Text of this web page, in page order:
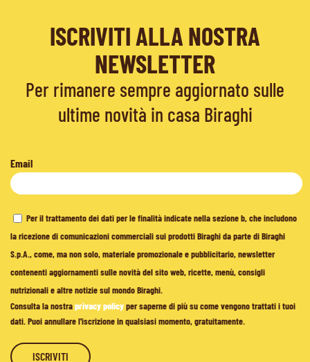
ISCRIVITI ALLA NOSTRA
NEWSLETTER
Per rimanere sempre aggiornato sulle
ultime novità in casa Biraghi
Email
Per il trattamento dei dati per le finalità indicate nella sezione b, che includono
la ricezione di comunicazioni commerciali sui prodotti Biraghi da parte di Biraghi
S.p.A., come, ma non solo, materiale promozionale e pubblicitario, newsletter
contenenti aggiornamenti sulle novità del sito web, ricette, menù, consigli
nutrizionali e altre notizie sul mondo Biraghi.
Consulta la nostraprivacy policyper saperne di più su come vengono trattati i tuoi
dati. Puoi annullare l'iscrizione in qualsiasi momento, gratuitamente.